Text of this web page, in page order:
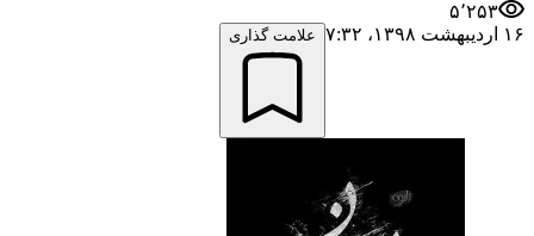
۵٬۲۵۳
۱۶ اردیبهشت ۱۳۹۸،‏ ۷:۳۲
علامت گذاری